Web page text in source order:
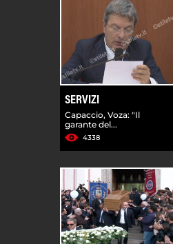
SERVIZI
Capaccio, Voza: "Il
garante del...
4338